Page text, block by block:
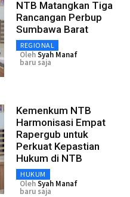
NTB Matangkan Tiga
Rancangan Perbup
Sumbawa Barat
REGIONAL
OlehSyah Manaf
baru saja
Kemenkum NTB
Harmonisasi Empat
Rapergub untuk
Perkuat Kepastian
Hukum di NTB
HUKUM
OlehSyah Manaf
baru saja